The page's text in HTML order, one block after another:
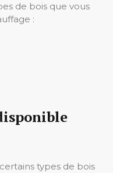
de bois que vous
:
types de bois